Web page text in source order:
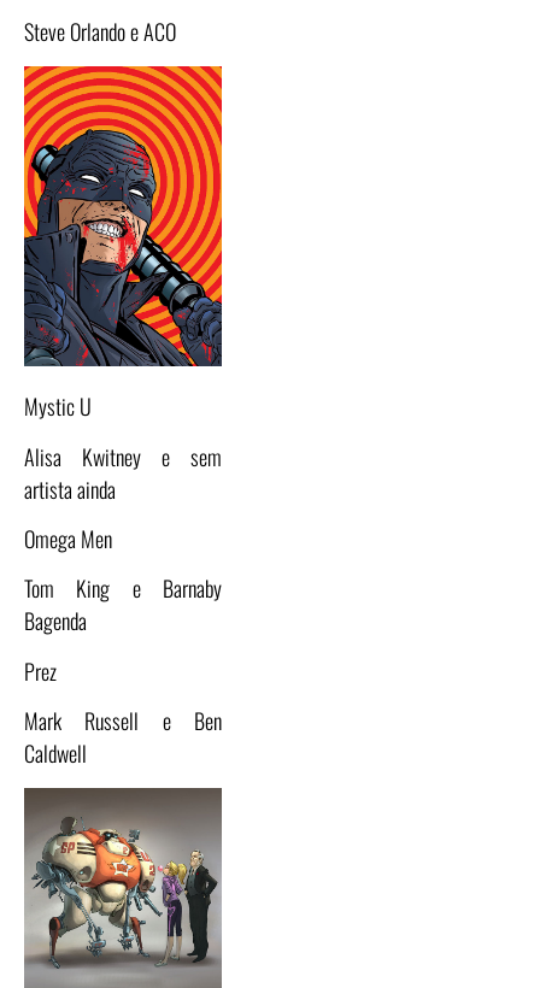
Steve Orlando e ACO
Mystic U
Alisa Kwitney e sem
artista ainda
Omega Men
Tom King e Barnaby
Bagenda
Prez
Mark Russell e Ben
Caldwell